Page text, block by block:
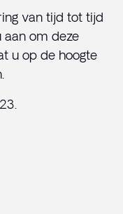
van tijd tot tijd
aan om deze
u op de hoogte